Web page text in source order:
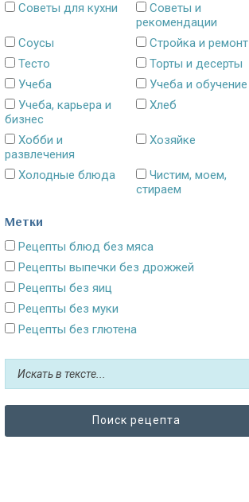
Советы для кухни
Советы и
рекомендации
Соусы
Стройка и ремонт
Тесто
Торты и десерты
Учеба
Учеба и обучение
Учеба, карьера и
бизнес
Хлеб
Хобби и
развлечения
Хозяйке
Холодные блюда
Чистим, моем,
стираем
Метки
Блюда без картошки
Рецепты без выпечки
Рецепты без глютена
Рецепты без грибов
Рецепты без муки
Рецепты без яиц
Рецепты блюд без мяса
Рецепты выпечки без дрожжей